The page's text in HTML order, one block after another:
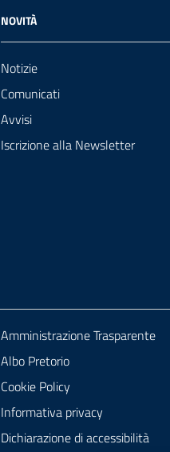
NOVITÀ
Notizie
Comunicati
Avvisi
Iscrizione alla Newsletter
Amministrazione Trasparente
Albo Pretorio
Cookie Policy
Informativa privacy
Dichiarazione di accessibilità